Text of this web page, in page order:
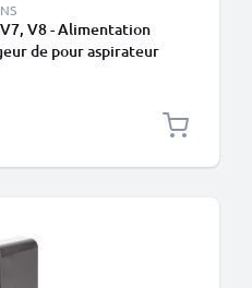
V8 - Alimentation
de pour aspirateur